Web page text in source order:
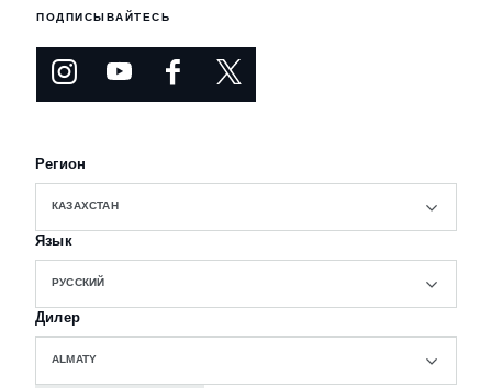
ПОДПИСЫВАЙТЕСЬ
Регион
КАЗАХСТАН
Язык
РУССКИЙ
Дилер
ALMATY